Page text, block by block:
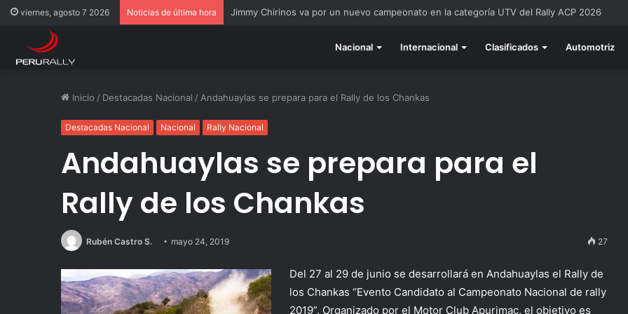
viernes, agosto 7 2026 Noticias de última hora Jimmy Chirinos va por un nuevo campeonato en la categoría UTV del Rally ACP 2026
Nacional Internacional Clasificados Automotriz
Inicio / Destacadas Nacional / Andahuaylas se prepara para el Rally de los Chankas
Destacadas Nacional Nacional Rally Nacional
Andahuaylas se prepara para el
Rally de los Chankas
Rubén Castro S. mayo 24, 2019 27
Del 27 al 29 de junio se desarrollará en Andahuaylas el Rally de
los Chankas “Evento Candidato al Campeonato Nacional de rally
2019”. Organizado por el Motor Club Apurimac, el objetivo es